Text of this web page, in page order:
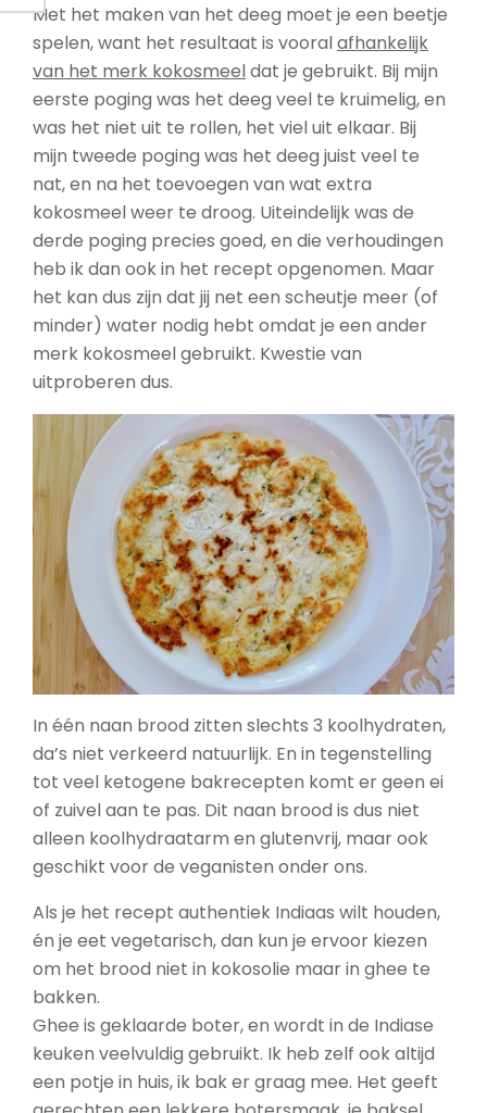
Met het maken van het deeg moet je een beetje
spelen, want het resultaat is vooralafhankelijk
van het merk kokosmeeldat je gebruikt. Bij mijn
eerste poging was het deeg veel te kruimelig, en
was het niet uit te rollen, het viel uit elkaar. Bij
mijn tweede poging was het deeg juist veel te
nat, en na het toevoegen van wat extra
kokosmeel weer te droog. Uiteindelijk was de
derde poging precies goed, en die verhoudingen
heb ik dan ook in het recept opgenomen. Maar
het kan dus zijn dat jij net een scheutje meer (of
minder) water nodig hebt omdat je een ander
merk kokosmeel gebruikt. Kwestie van
uitproberen dus.
In één naan brood zitten slechts 3 koolhydraten,
da’s niet verkeerd natuurlijk. En in tegenstelling
tot veel ketogene bakrecepten komt er geen ei
of zuivel aan te pas. Dit naan brood is dus niet
alleen koolhydraatarm en glutenvrij, maar ook
geschikt voor de veganisten onder ons.
Als je het recept authentiek Indiaas wilt houden,
én je eet vegetarisch, dan kun je ervoor kiezen
om het brood niet in kokosolie maar in ghee te
bakken.
Ghee is geklaarde boter, en wordt in de Indiase
keuken veelvuldig gebruikt. Ik heb zelf ook altijd
een potje in huis, ik bak er graag mee. Het geeft